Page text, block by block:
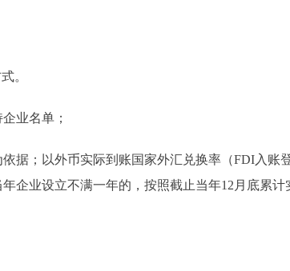
。
业名单；
；以外币实际到账国家外汇兑换率（FDI入账
企业设立不满一年的，按照截止当年12月底累计